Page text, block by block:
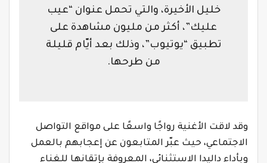
خليل الأخيرة، والتي تحمل عنوان “عيب
عليك”، أكثر من مليون مشاهدة على
تطبيق “يوتيوب”، وذلك بعد أيّام قليلة
من طرحها.
وقد لاقت الأغنية رواجًا واسعًا على مواقع التواصل
الاجتماعي، حيث عبّر المتابعون عن إعجابهم بالعمل
وبأداء داليدا الاستثنائي، المعروفة بإتقانها للغناء